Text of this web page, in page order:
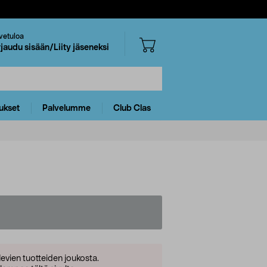
sisään/Liity jäseneksi
Palvelumme Club Clas
tuotteiden joukosta.